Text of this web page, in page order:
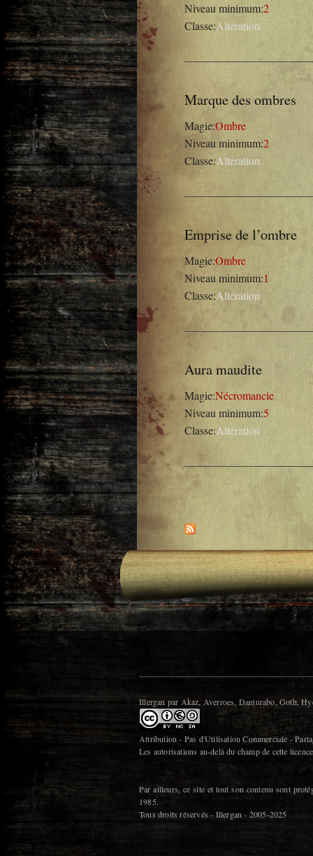
Niveau minimum:2
Classe:Altération
Marque des ombres
Magie:Ombre
Niveau minimum:2
Classe:Altération
Emprise de l’ombre
Magie:Ombre
Niveau minimum:1
Classe:Altération
Aura maudite
Magie:Nécromancie
Niveau minimum:5
Classe:Altération
Pages
Illergan par Akaz, Averroes, Danturabo, Goth,
Attribution - Pas d'Utilisation Commerciale -
Les autorisations au-delà du champ de cette
Par ailleurs, ce site et tout son contenu sont
1985.
Tous droits réservés - Illergan - 2005-2025